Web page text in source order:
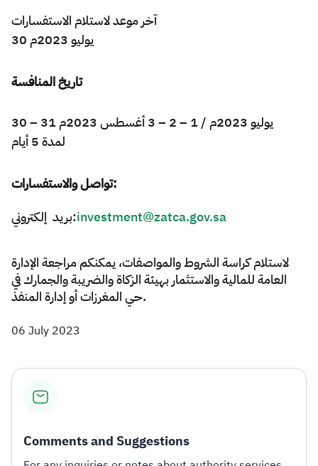
آخر موعد لاستلام الاستفسارات
تاريخ المنافسة
30 – 31 يوليو 2023م / 1 – 2 – 3 أغسطس 2023م
تواصل والاستفسارات:
بريد إلكتروني:investment@zatca.gov.sa
لاستلام كراسة الشروط والمواصفات، يمكنكم مراجعة الإدارة
العامة للمالية والاستثمار بهيئة الزكاة والضريبة والجمارك في
حي المغرزات أو إدارة المنفذ.​
06 July 2023
Comments and Suggestions